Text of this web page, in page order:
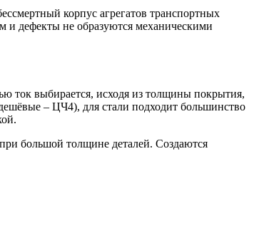
корпус агрегатов транспортных
и дефекты не образуются механическими
ток выбирается, исходя из толщины покрытия,
– ЦЧ4), для стали подходит большинство
большой толщине деталей. Создаются